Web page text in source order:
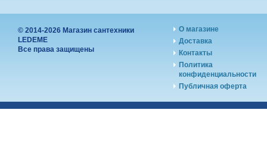
© 2014-2026 Магазин сантехники
LEDEME
Все права защищены
О магазине
Доставка
Контакты
Политика
конфиденциальности
Публичная оферта